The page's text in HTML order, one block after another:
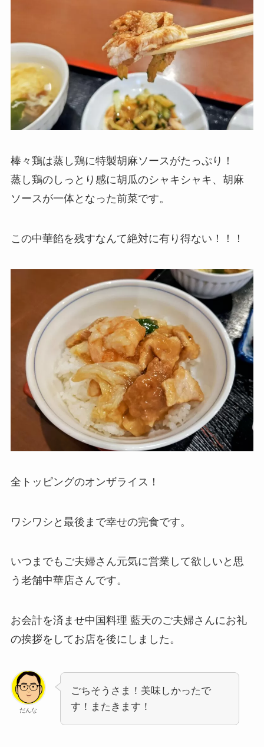
棒々鶏は蒸し鶏に特製胡麻ソースがたっぷり！
蒸し鶏のしっとり感に胡瓜のシャキシャキ、胡麻
ソースが一体となった前菜です。
この中華餡を残すなんて絶対に有り得ない！！！
全トッピングのオンザライス！
ワシワシと最後まで幸せの完食です。
いつまでもご夫婦さん元気に営業して欲しいと思
う老舗中華店さんです。
お会計を済ませ中国料理 藍天のご夫婦さんにお礼
の挨拶をしてお店を後にしました。
だんな
ごちそうさま！美味しかったで
す！またきます！